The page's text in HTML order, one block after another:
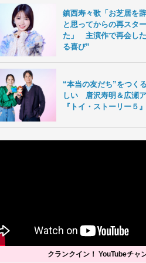
鎮西寿々歌「お芝居を
と思ってからの再スタ
た」 主演作で再会し
る喜び”
“本当の友だち”をつく
しい 唐沢寿明＆広瀬
『トイ・ストーリー５
クランクイン！ YouTubeチャ